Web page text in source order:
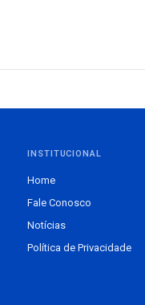
INSTITUCIONAL
Home
Fale Conosco
Notícias
Política de Privacidade